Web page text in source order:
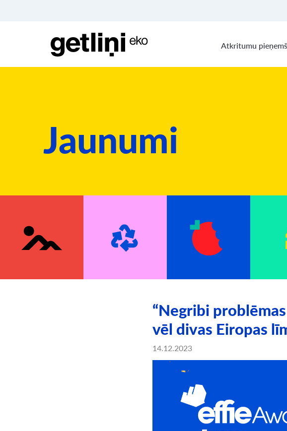
Atkritumu
Jaunumi
“Negribi
vēl divas Eiropas
14.12.2023